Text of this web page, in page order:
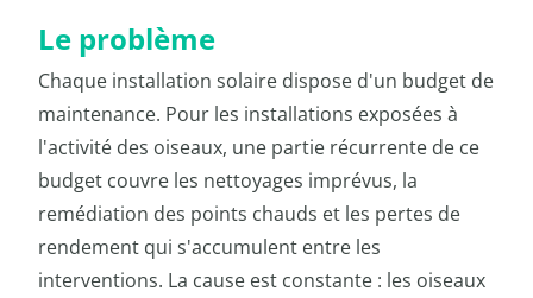
Le problème
Chaque installation solaire dispose d'un budget de
maintenance. Pour les installations exposées à
l'activité des oiseaux, une partie récurrente de ce
budget couvre les nettoyages imprévus, la
remédiation des points chauds et les pertes de
rendement qui s'accumulent entre les
interventions. La cause est constante : les oiseaux